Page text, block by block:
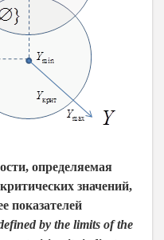
определяемая
значений,
показателей
by the limits of the